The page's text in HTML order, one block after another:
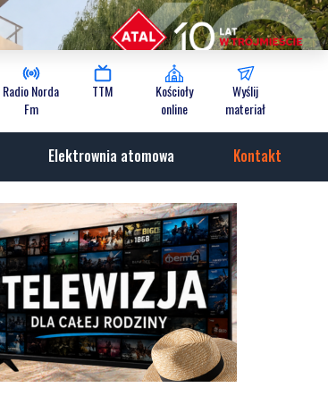
Radio Norda
Fm
TTM
Kościoły
online
Wyślij
materiał
Elektrownia atomowa Kontakt